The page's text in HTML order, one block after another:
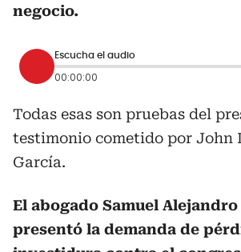
negocio.
Escucha el audio
00:00:00
Todas esas son pruebas del
testimonio cometido por John
García.
El abogado Samuel
presentó la demanda de